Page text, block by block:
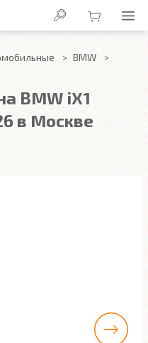
BMW
BMW iX1
в Москве